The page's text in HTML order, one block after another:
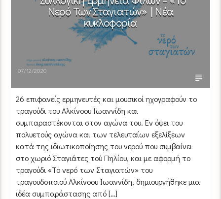
Νερό Των Σταγιατών» | Νέα
κυκλοφορία
07/12/2020
26 επιφανείς ερμηνευτές και μουσικοί ηχογραφούν το
τραγούδι του Αλκίνοου Ιωαννίδη και
συμπαραστέκονται στον αγώνα του. Εν όψει του
πολυετούς αγώνα και των τελευταίων εξελίξεων
κατά της ιδιωτικοποίησης του νερού που συμβαίνει
στο χωριό Σταγιάτες τού Πηλίου, και με αφορμή το
τραγούδι «Το νερό των Σταγιατών» του
τραγουδοποιού Αλκίνοου Ιωαννίδη, δημιουργήθηκε μια
ιδέα συμπαράστασης από […]